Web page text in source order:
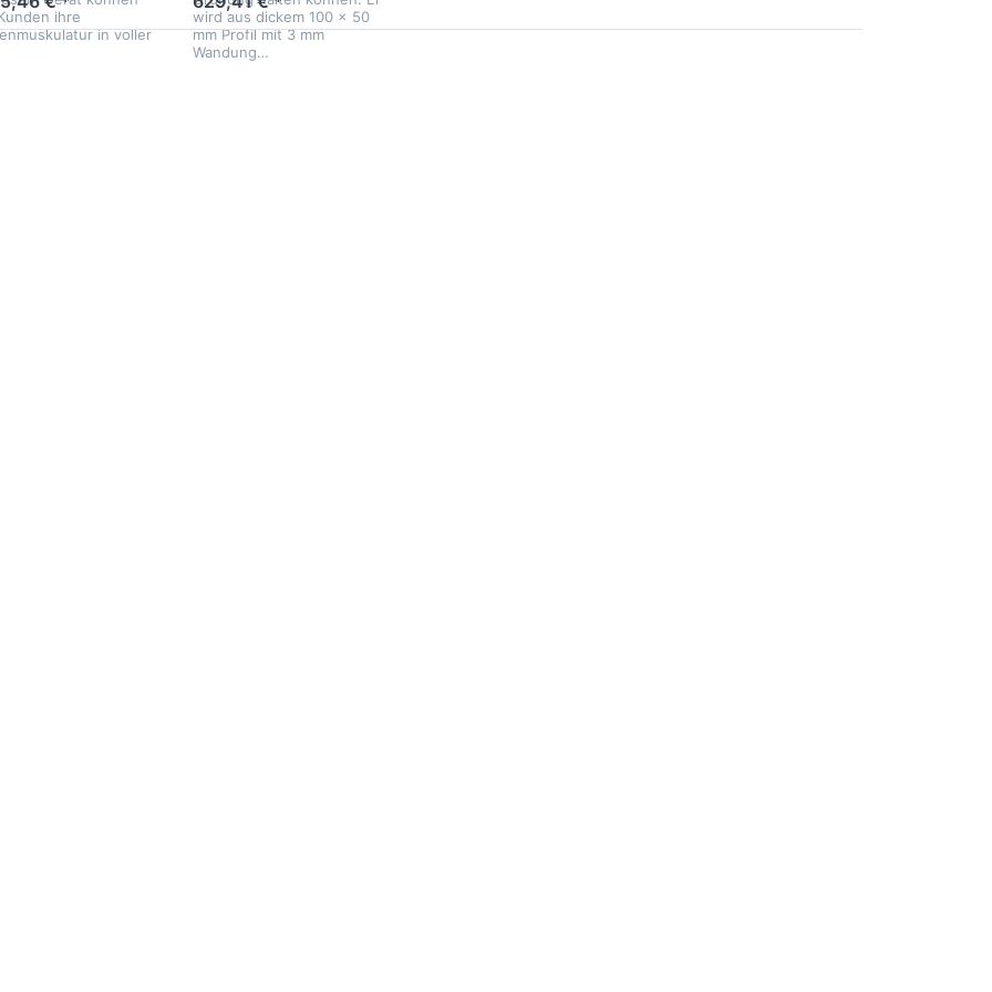
ihre
in voller
wird aus dickem 100 x 50
mm Profil mit 3 mm
Wandung…